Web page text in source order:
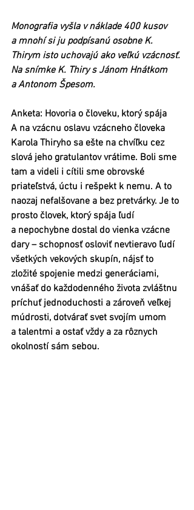
Monografia vyšla v náklade 400 kusov
a mnohí si ju podpísanú osobne K.
Thirym isto uchovajú ako veľkú vzácnosť.
Na snímke K. Thiry s Jánom Hnátkom
a Antonom Špesom.
Anketa: Hovoria o človeku, ktorý spája
A na vzácnu oslavu vzácneho človeka
Karola Thiryho sa ešte na chvíľku cez
slová jeho gratulantov vrátime. Boli sme
tam a videli i cítili sme obrovské
priateľstvá, úctu i rešpekt k nemu. A to
naozaj nefalšovane a bez pretvárky. Je to
prosto človek, ktorý spája ľudí
a nepochybne dostal do vienka vzácne
dary – schopnosť osloviť nevtieravo ľudí
všetkých vekových skupín, nájsť to
zložité spojenie medzi generáciami,
vnášať do každodenného života zvláštnu
príchuť jednoduchosti a zároveň veľkej
múdrosti, dotvárať svet svojím umom
a talentmi a ostať vždy a za rôznych
okolností sám sebou.